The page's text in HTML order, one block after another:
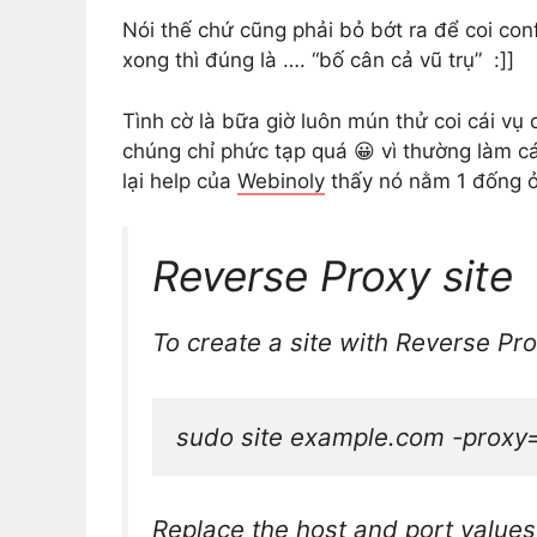
Nói thế chứ cũng phải bỏ bớt ra để coi
xong thì đúng là …. “bố cân cả vũ trụ” :]]
Tình cờ là bữa giờ luôn mún thử coi cái vụ
chúng chỉ phức tạp quá 😀 vì thường làm
lại help của Webinoly thấy nó nằm 1 đống
Reverse Proxy site
To create a site with Reverse
sudo site example.com -
Replace the hostand port